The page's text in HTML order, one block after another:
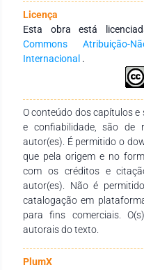
bovinocultura de leite
estabelecimentos são
sua produção leiteira
Em relação à produção
suínos observou-se um
um maior efetivo de
familiar. Conclusão:
familiar representar a
agropecuários no estado
redução da área
coisas, à ausência de
acesso à assistência
promover o
Licença
Esta obra está
Commons Atribuição-
Internacional .
O conteúdo dos capítulos
e confiabilidade, são de
autor(es). É permitido o
que pela origem e no
com os créditos e
autor(es). Não é
catalogação em
para fins comerciais.
autorais do texto.
PlumX